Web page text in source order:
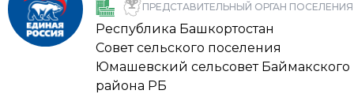
ПРЕДСТАВИТЕЛЬНЫЙ ОРГАН ПОСЕЛЕНИЯ
Республика Башкортостан
Совет сельского поселения
Юмашевский сельсовет Баймакского
района РБ